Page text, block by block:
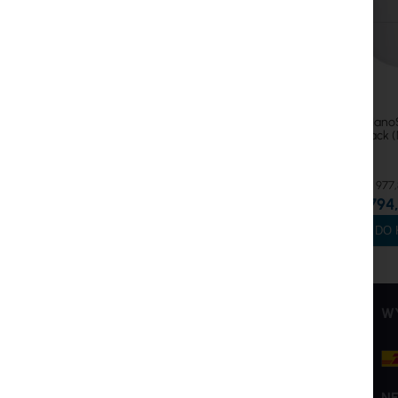
Ubiquiti
pack
DO